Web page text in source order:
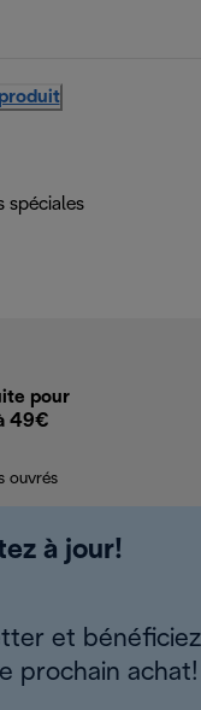
spéciales
pour
49€
ouvrés
à jour!
et bénéficiez
prochain achat!